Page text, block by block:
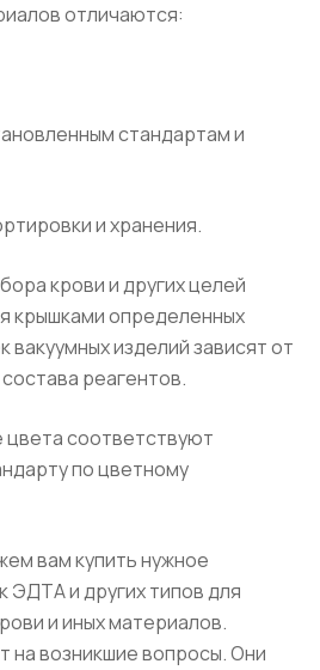
отличаются:
стандартам и
и хранения.
крови и других целей
крышками определенных
изделий зависят от
реагентов.
соответствуют
по цветному
вам купить нужное
ЭДТА и других типов для
и иных материалов.
на возникшие вопросы. Они